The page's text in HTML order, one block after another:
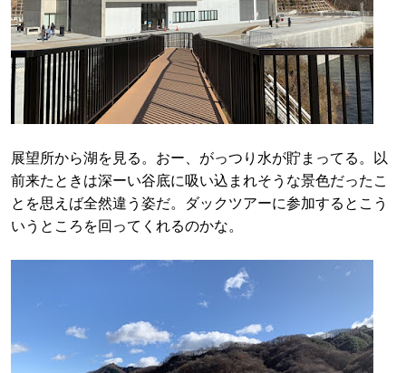
展望所から湖を見る。おー、がっつり水が貯まってる。以
前来たときは深ーい谷底に吸い込まれそうな景色だったこ
とを思えば全然違う姿だ。ダックツアーに参加するとこう
いうところを回ってくれるのかな。